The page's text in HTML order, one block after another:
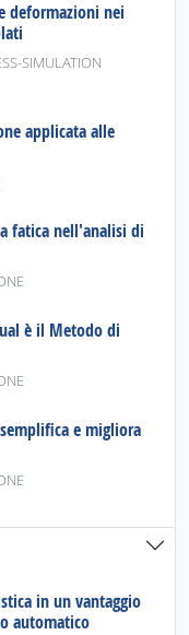
deformazioni nei
SIMULATION
applicata alle
fatica nell'analisi di
è il Metodo di
e migliora
in un vantaggio
automatico